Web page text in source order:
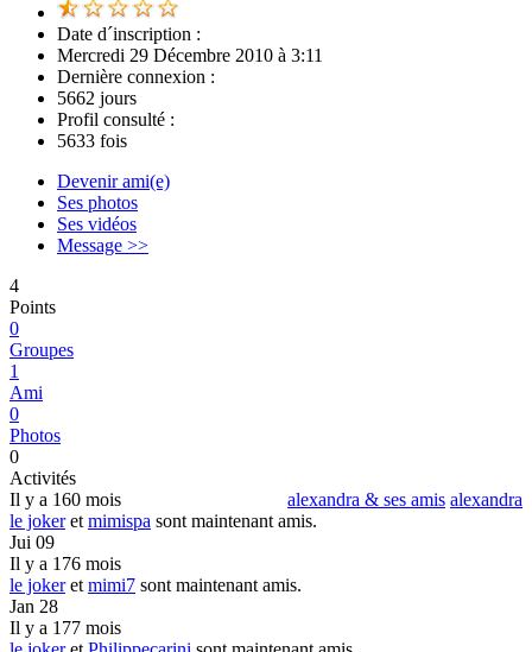
Date d´inscription :
Mercredi 29 Décembre 2010 à 3:11
Dernière connexion :
5662 jours
Profil consulté :
5633 fois
Devenir ami(e)
Ses photos
Ses vidéos
Message >>
4
Points
0
Groupes
1
Ami
0
Photos
0
Activités
alexandra & ses amis alexandra
Il y a 160 mois
le jokeret mimispa sont maintenant amis.
Jui 09
Il y a 176 mois
le jokeret mimi7 sont maintenant amis.
Jan 28
Il y a 177 mois